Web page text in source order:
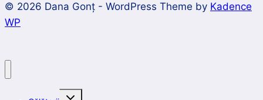
© 2026 Dana Gonț - WordPress Theme by Kadence
WP
Toggle